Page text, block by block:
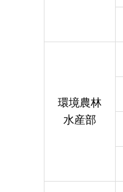
環境農林
水産部